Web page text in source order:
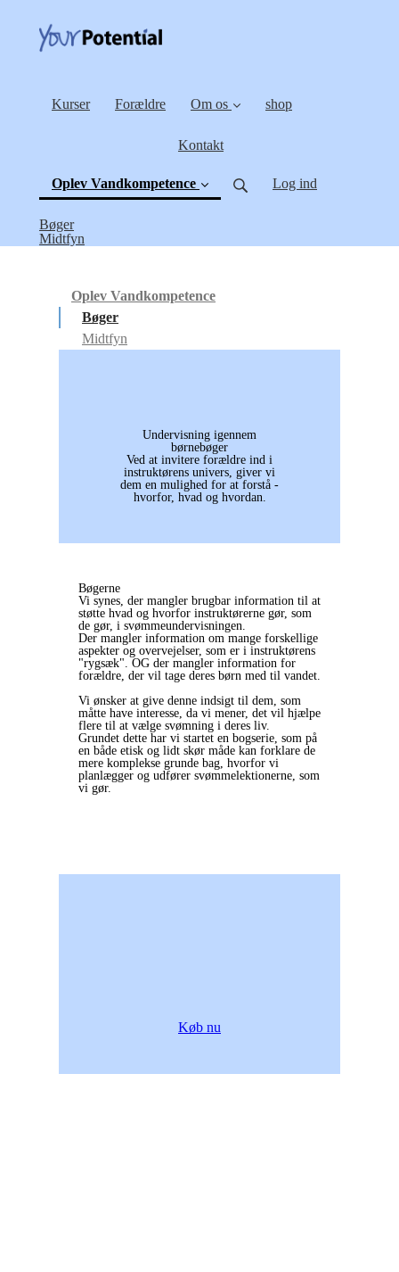
Kurser Forældre Om os
Kontakt
shop
Oplev Vandkompetence
Bøger(current)
Midtfyn
Log ind
Oplev Vandkompetence
Bøger
Midtfyn
Undervisning igennem
børnebøger
Ved at invitere forældre ind i
instruktørens univers, giver vi
dem en mulighed for at forstå -
hvorfor, hvad og hvordan.
Bøgerne
Vi synes, der mangler brugbar information til at
støtte hvad og hvorfor instruktørerne gør, som
de gør, i svømmeundervisningen.
Der mangler information om mange forskellige
aspekter og overvejelser, som er i instruktørens
"rygsæk". OG der mangler information for
forældre, der vil tage deres børn med til vandet.
Vi ønsker at give denne indsigt til dem, som
måtte have interesse, da vi mener, det vil hjælpe
flere til at vælge svømning i deres liv.
Grundet dette har vi startet en bogserie, som på
en både etisk og lidt skør måde kan forklare de
mere komplekse grunde bag, hvorfor vi
planlægger og udfører svømmelektionerne, som
vi gør.
Køb nu